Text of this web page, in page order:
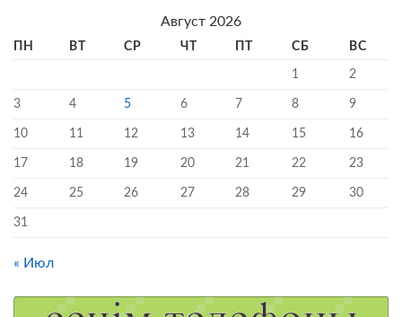
Август 2026
ПН ВТ СР ЧТ ПТ СБ ВС
1 2
3 4 5 6 7 8 9
10 11 12 13 14 15 16
17 18 19 20 21 22 23
24 25 26 27 28 29 30
31
« Июл